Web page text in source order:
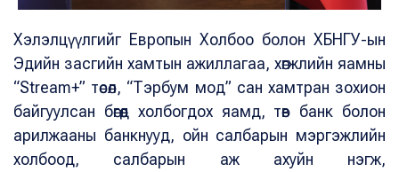
Хэлэлцүүлгийг Европын Холбоо болон ХБНГУ-ын
Эдийн засгийн хамтын ажиллагаа, хөгжлийн яамны
“Stream+” төсөл, “Тэрбум мод” сан хамтран зохион
байгуулсан бөгөөд холбогдох яамд, төв банк болон
арилжааны банкнууд, ойн салбарын мэргэжлийн
холбоод, салбарын аж ахуйн нэгж,